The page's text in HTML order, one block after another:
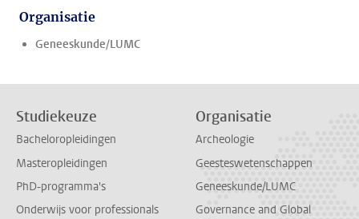
Organisatie
Geneeskunde/LUMC
Studiekeuze
Bacheloropleidingen
Masteropleidingen
PhD-programma's
Onderwijs voor professionals
Organisatie
Archeologie
Geesteswetenschappen
Geneeskunde/LUMC
Governance and Global